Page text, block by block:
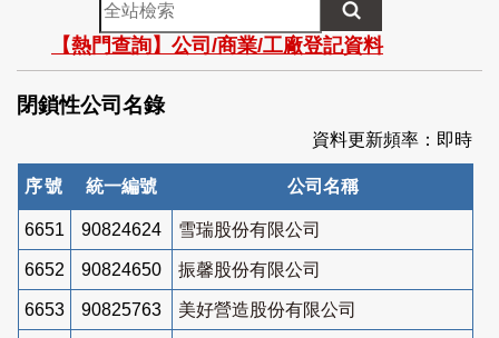
站
檢
索
【熱門查詢】公司/商業/工廠登記資料
閉鎖性公司名錄
資料更新頻率：即時
序號 統一編號 公司名稱
6651 90824624 雪瑞股份有限公司
6652 90824650 振馨股份有限公司
6653 90825763 美好營造股份有限公司